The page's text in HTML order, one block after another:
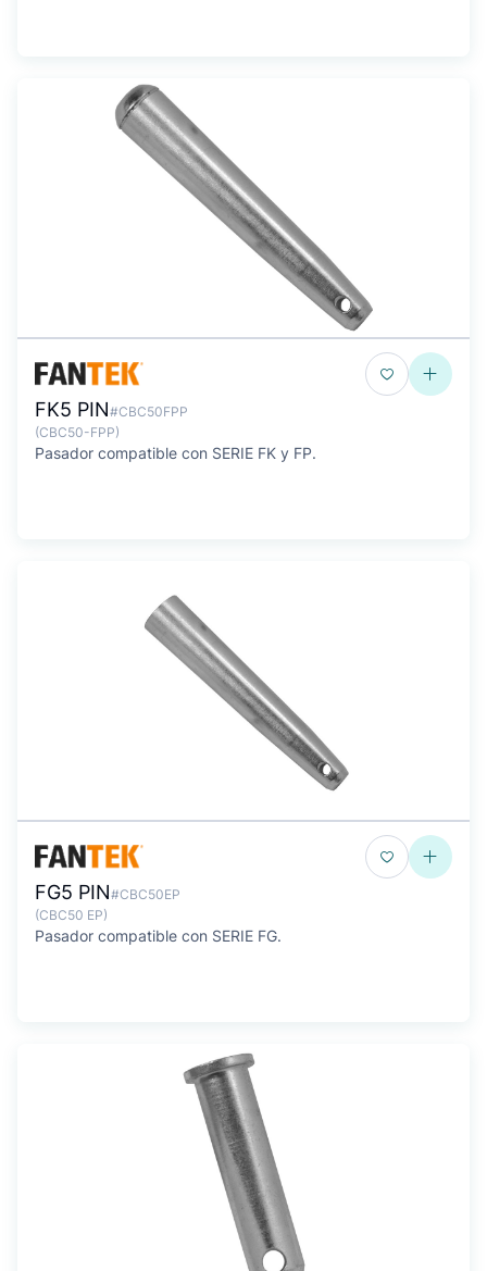
FK5 PIN#CBC50FPP
(CBC50-FPP)
Pasador compatible con SERIE FK y FP.
FG5 PIN#CBC50EP
(CBC50 EP)
Pasador compatible con SERIE FG.